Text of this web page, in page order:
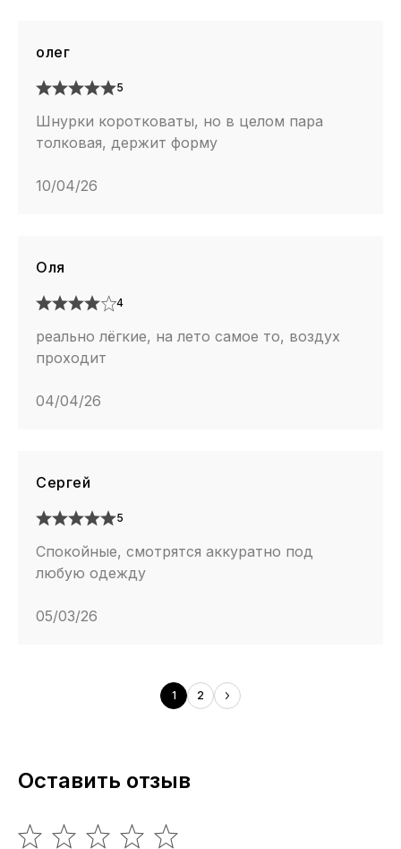
олег
5
Шнурки коротковаты, но в целом пара
толковая, держит форму
10/04/26
Оля
4
реально лёгкие, на лето самое то, воздух
проходит
04/04/26
Сергей
5
Спокойные, смотрятся аккуратно под
любую одежду
05/03/26
1 2
Оставить отзыв